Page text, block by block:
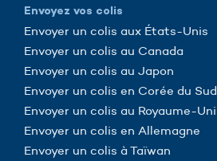
Envoyez vos colis
Envoyer un colis aux États-Unis
Envoyer un colis au Canada
Envoyer un colis au Japon
Envoyer un colis en Corée du Sud
Envoyer un colis au Royaume-Uni
Envoyer un colis en Allemagne
Envoyer un colis à Taïwan